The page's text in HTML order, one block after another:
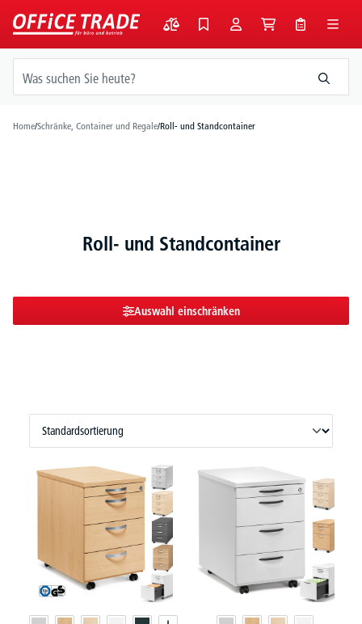
springen
Home/Schränke, Container und Regale/Roll- und Standcontainer
Roll- und Standcontainer
Auswahl einschränken